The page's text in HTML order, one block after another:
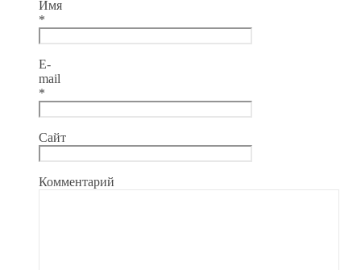
Имя
*
E-
mail
*
Сайт
Комментарий